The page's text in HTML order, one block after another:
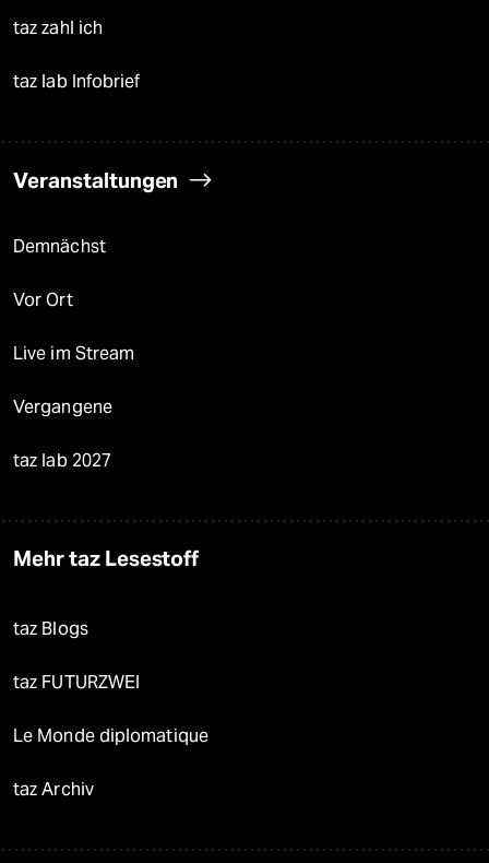
taz zahl ich
taz lab Infobrief
Veranstaltungen
Demnächst
Vor Ort
Live im Stream
Vergangene
taz lab 2027
Mehr taz Lesestoff
taz Blogs
taz FUTURZWEI
Le Monde diplomatique
taz Archiv